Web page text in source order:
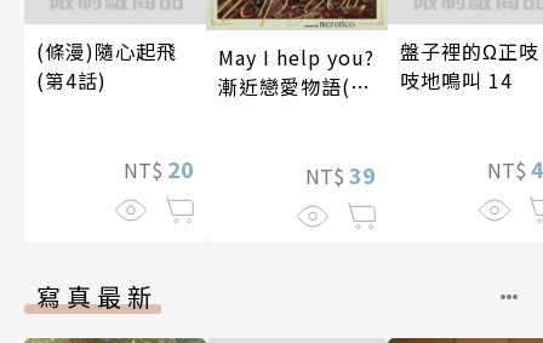
(條漫)隨心起飛
(第4話)
NT$ 20
May I help you?
漸近戀愛物語(第
NT$ 39
盤子裡的Ω正吱
吱地鳴叫 14
NT$
寫真最新